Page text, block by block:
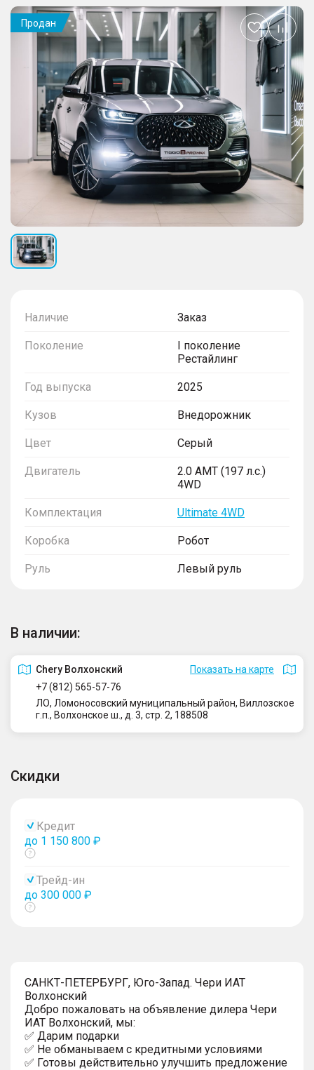
Наличие Заказ
Поколение
I поколение
Рестайлинг
Год выпуска 2025
Кузов Внедорожник
Цвет Серый
Двигатель
2.0 AMT (197 л.с.)
4WD
Комплектация Ultimate 4WD
Коробка Робот
Руль Левый руль
В наличии:
Сhery Волхонский
Показать на карте
+7 (812) 565-57-76
ЛО, Ломоносовский муниципальный район, Виллозское
г.п., Волхонское ш., д. 3, стр. 2, 188508
Скидки
Кредит
до 1 150 800 ₽
Показать
Трейд-ин
до 300 000 ₽
Показать
САНКТ-ПЕТЕРБУРГ, Юго-Запад. Чери ИАТ
Волхонский
Добро пожаловать на объявление дилера Чери
ИАТ Волхонский, мы:
✅ Дарим подарки
✅ Не обманываем с кредитными условиями
✅ Готовы действительно улучшить предложение
Продан
Добавить
в
избранное